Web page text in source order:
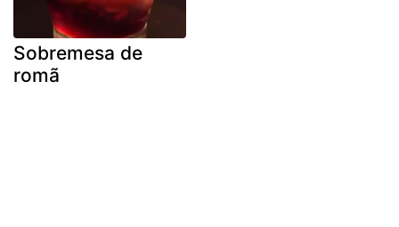
Sobremesa de
romã